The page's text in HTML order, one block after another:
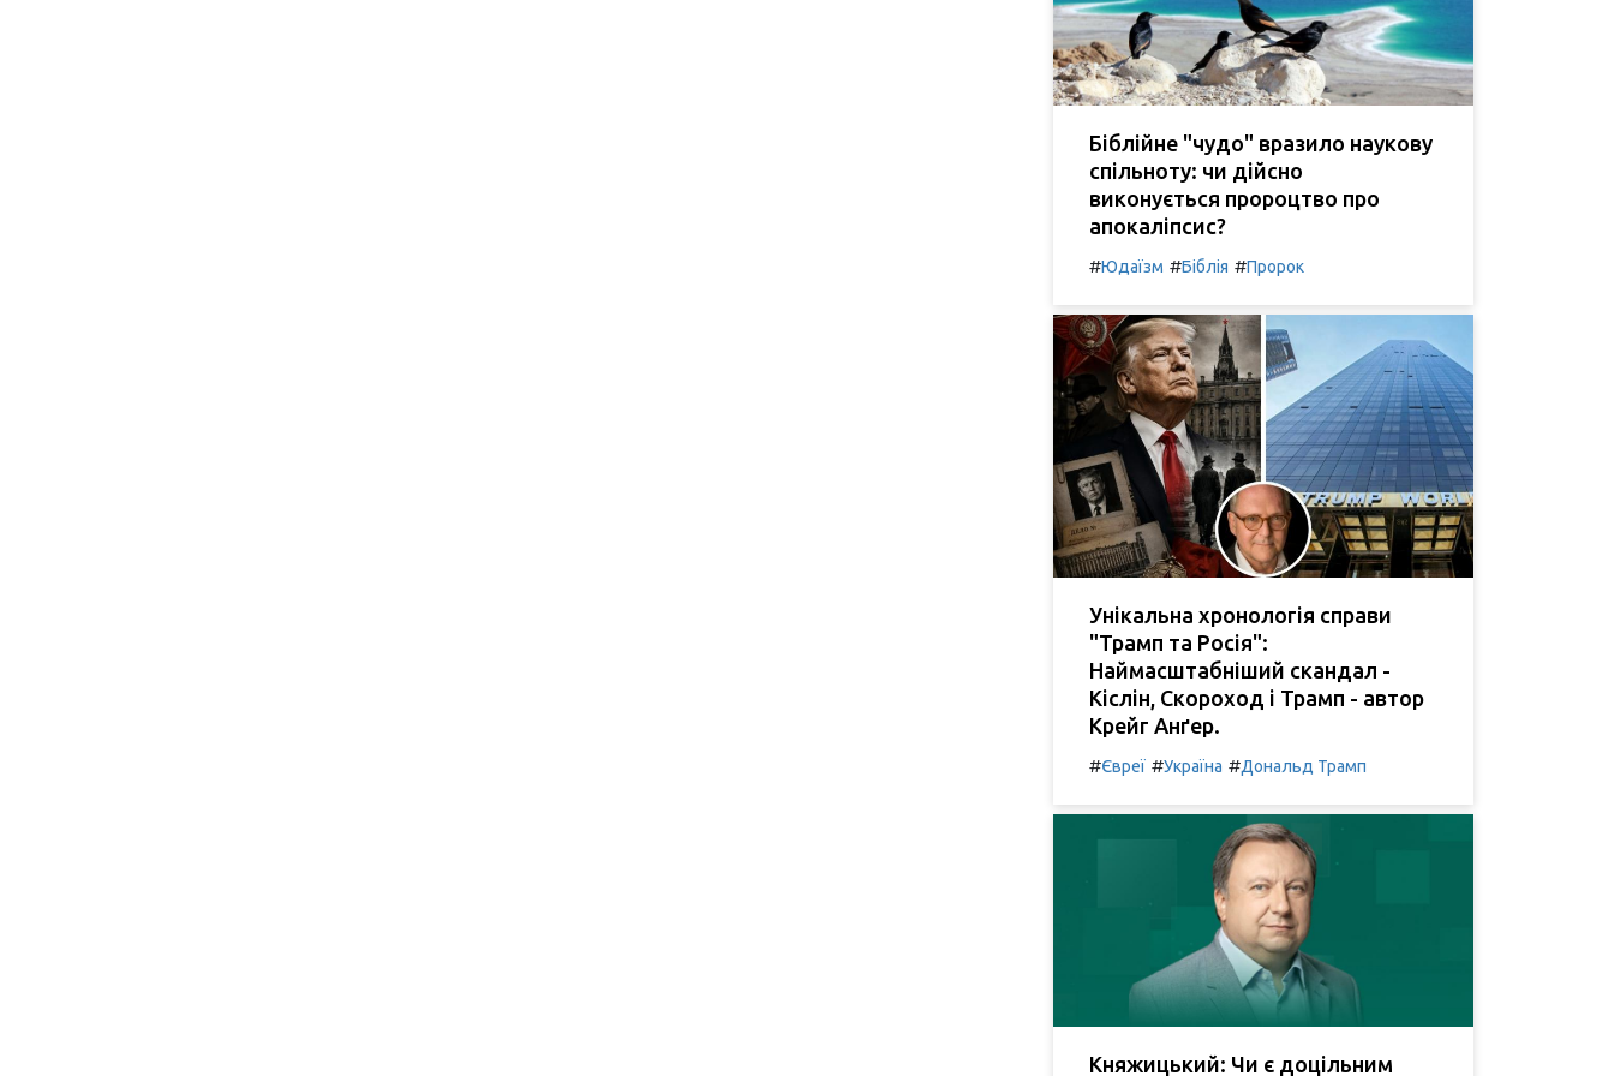
Біблійне "чудо" вразило наукову
спільноту: чи дійсно
виконується пророцтво про
апокаліпсис?
#Юдаїзм #Біблія #Пророк
Унікальна хронологія справи
"Трамп та Росія":
Наймасштабніший скандал -
Кіслін, Скороход і Трамп - автор
Крейг Анґер.
#Євреї #Україна #Дональд Трамп
Княжицький: Чи є доцільним